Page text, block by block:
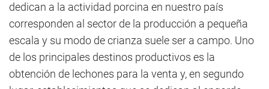
dedican a la actividad porcina en nuestro país
corresponden al sector de la producción a pequeña
escala y su modo de crianza suele ser a campo. Uno
de los principales destinos productivos es la
obtención de lechones para la venta y, en segundo